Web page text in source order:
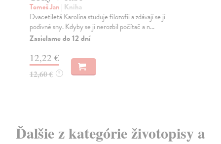
Tomeš Jan | Kniha
Dvacetiletá Karolína studuje filozofii a zdávají se jí
podivné sny. Kdyby se jí nerozbil počítač a n...
Zasielame do 12 dní
12,22 €
12,60 € ?
Ďalšie z kategórie životopisy a